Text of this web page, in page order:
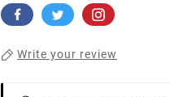
Write your review